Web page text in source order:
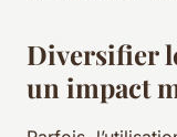
Diversifier
un impact